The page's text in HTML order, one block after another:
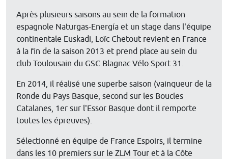
Après plusieurs saisons au sein de la formation
espagnole Naturgas-Energía et un stage dans l'équipe
continentale Euskadi, Loïc Chetout revient en France
à la fin de la saison 2013 et prend place au sein du
club Toulousain du GSC Blagnac Vélo Sport 31.
En 2014, il réalisé une superbe saison (vainqueur de la
Ronde du Pays Basque, second sur les Boucles
Catalanes, 1er sur l'Essor Basque dont il remporte
toutes les épreuves).
Sélectionné en équipe de France Espoirs, il termine
dans les 10 premiers sur le ZLM Tour et à la Côte